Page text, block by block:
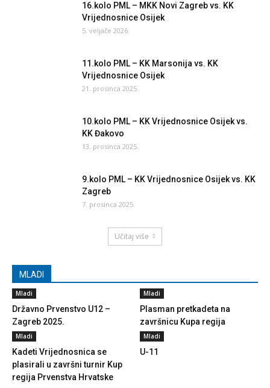
16.kolo PML – MKK Novi Zagreb vs. KK
Vrijednosnice Osijek
5. veljače 2026.
11.kolo PML – KK Marsonija vs. KK
Vrijednosnice Osijek
21. prosinca 2025.
10.kolo PML – KK Vrijednosnice Osijek vs.
KK Đakovo
13. prosinca 2025.
9.kolo PML – KK Vrijednosnice Osijek vs. KK
Zagreb
7. prosinca 2025.
Učitaj više
MLADI
Mladi
Državno Prvenstvo U12 –
Zagreb 2025.
Mladi
Plasman pretkadeta na
završnicu Kupa regija
Mladi
Kadeti Vrijednosnica se
plasirali u završni turnir Kup
regija Prvenstva Hrvatske
Mladi
U-11